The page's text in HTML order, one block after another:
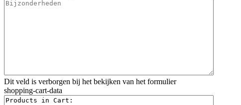
Dit veld is verborgen bij het bekijken van het formulier
shopping-cart-data